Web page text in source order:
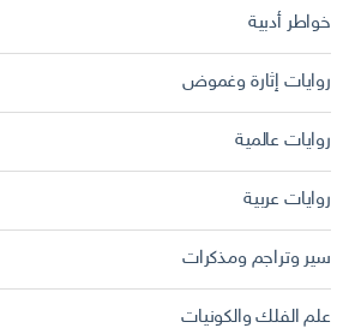
خواطر أدبية
روايات إثارة وغموض
روايات عالمية
روايات عربية
سير وتراجم ومذكرات
علم الفلك والكونيات